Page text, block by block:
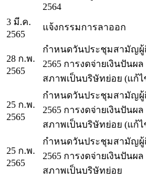
2564
3 มี.ค.
2565
แจ้งกรรมการลาออก
28 ก.พ.
2565
กำหนดวันประชุมสามัญผู้
2565 การงดจ่ายเงินปันผ
สภาพเป็นบริษัทย่อย (แก้ไ
25 ก.พ.
2565
กำหนดวันประชุมสามัญผู้
2565 การงดจ่ายเงินปันผ
สภาพเป็นบริษัทย่อย (แก้ไ
25 ก.พ.
2565
กำหนดวันประชุมสามัญผู้
2565 การงดจ่ายเงินปันผ
สภาพเป็นบริษัทย่อย